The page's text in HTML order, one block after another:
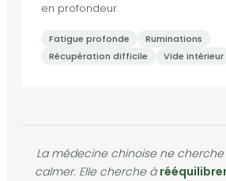
en profondeur.
Fatigue profonde
Ruminations
Récupération difficile
Vide intérieur
La médecine chinoise ne
calmer. Elle cherche à